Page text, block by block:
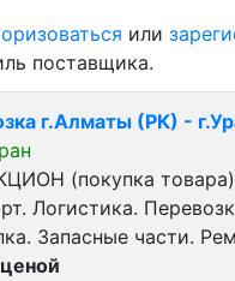
или
поставщика.
г.Алматы (РК) -
(покупка товара)
Логистика.
Запасные части.